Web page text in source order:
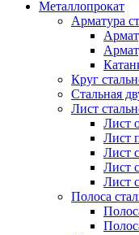
Металлопрокат
Арматура
Круг
Стальная
Лист
Лист
Лист
Лист
Лист
Лист
Полоса